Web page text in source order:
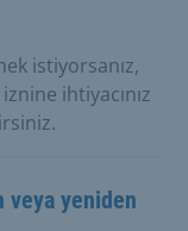
istiyorsanız,
ihtiyacınız
veya yeniden